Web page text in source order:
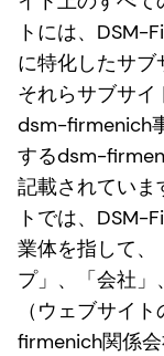
トには、DSM-
に特化したサブ
それらサブサイ
dsm-firmenich
するdsm-
記載されていま
トでは、DSM-
業体を指して
プ」、「会社
（ウェブサイ
firmenich関係